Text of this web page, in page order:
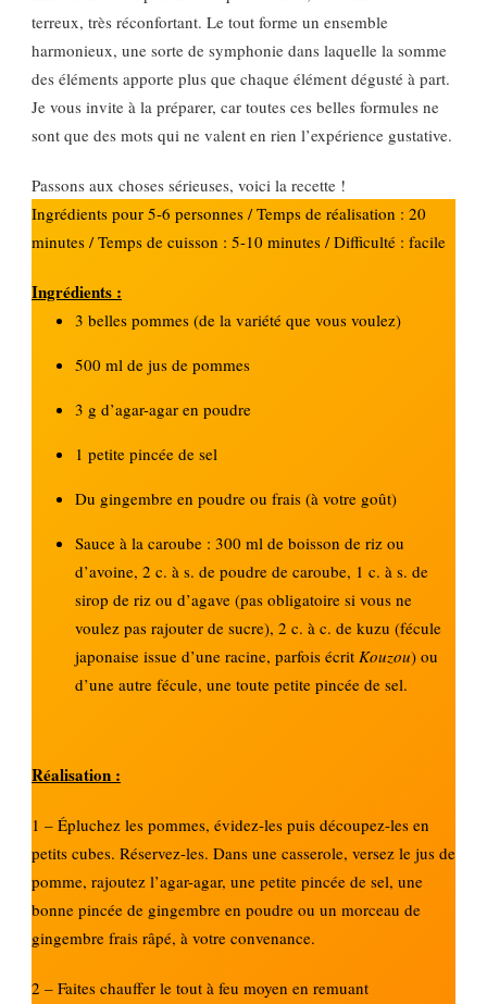
terreux, très réconfortant. Le tout forme un ensemble
harmonieux, une sorte de symphonie dans laquelle la somme
des éléments apporte plus que chaque élément dégusté à part.
Je vous invite à la préparer, car toutes ces belles formules ne
sont que des mots qui ne valent en rien l’expérience gustative.
Passons aux choses sérieuses, voici la recette !
Ingrédients pour 5-6 personnes / Temps de réalisation : 20
minutes / Temps de cuisson : 5-10 minutes / Difficulté : facile
Ingrédients :
3 belles pommes (de la variété que vous voulez)
500 ml de jus de pommes
3 g d’agar-agar en poudre
1 petite pincée de sel
Du gingembre en poudre ou frais (à votre goût)
Sauce à la caroube : 300 ml de boisson de riz ou
d’avoine, 2 c. à s. de poudre de caroube, 1 c. à s. de
sirop de riz ou d’agave (pas obligatoire si vous ne
voulez pas rajouter de sucre), 2 c. à c. de kuzu (fécule
japonaise issue d’une racine, parfois écrit Kouzou) ou
d’une autre fécule, une toute petite pincée de sel.
Réalisation :
1 – Épluchez les pommes, évidez-les puis découpez-les en
petits cubes. Réservez-les. Dans une casserole, versez le jus de
pomme, rajoutez l’agar-agar, une petite pincée de sel, une
bonne pincée de gingembre en poudre ou un morceau de
gingembre frais râpé, à votre convenance.
2 – Faites chauffer le tout à feu moyen en remuant